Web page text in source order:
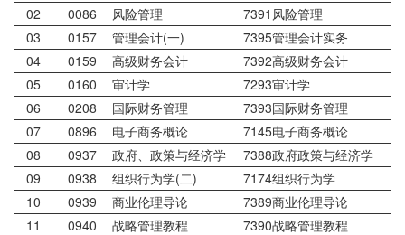
02
0086 风险管理
7391风险管理
03
0157 管理会计(一)
7395管理会计实务
04
0159 高级财务会计
7392高级财务会计
05
0160 审计学
7293审计学
06
0208 国际财务管理
7393国际财务管理
07
0896 电子商务概论
7145电子商务概论
08
0937 政府、政策与经济学
7388政府政策与经济学
09
0938 组织行为学(二)
7174组织行为学
10
0939 商业伦理导论
7389商业伦理导论
11
0940 战略管理教程
7390战略管理教程